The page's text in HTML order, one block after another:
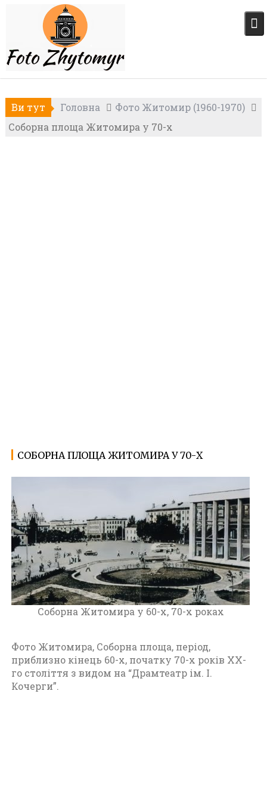
Ви тут Головна
Фото Житомир (1960-1970)
Соборна площа Житомира у 70-х
20.01.2023
Ф
и
т
о
м
и
р
(
1
0
-
1
СОБОРНА ПЛОЩА ЖИТОМИРА У 70-Х
Соборна Житомира у 60-х, 70-х роках
Фото Житомира, Соборна площа, період,
приблизно кінець 60-х, початку 70-х років XX-
го століття з видом на “Драмтеатр ім. І.
Кочерги”.